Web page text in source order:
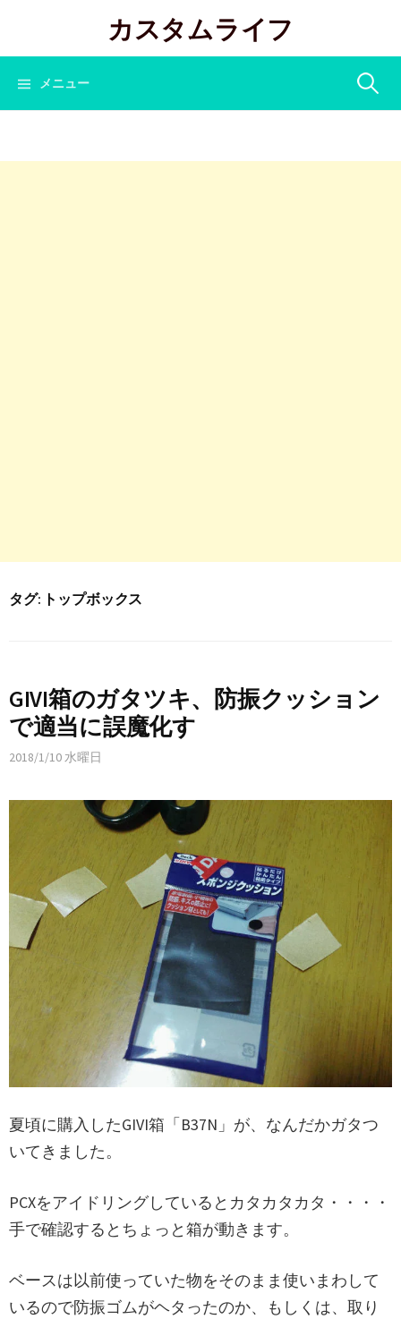
テ
キ
カスタムライフ
メニュー 検
タグ: トップボックス
GIVI箱のガタツキ、防振クッション
で適当に誤魔化す
2018/1/10 水曜日
夏頃に購入したGIVI箱「B37N」が、なんだかガタつ
いてきました。
PCXをアイドリングしているとカタカタカタ・・・・
手で確認するとちょっと箱が動きます。
ベースは以前使っていた物をそのまま使いまわして
いるので防振ゴムがヘタったのか、もしくは、取り